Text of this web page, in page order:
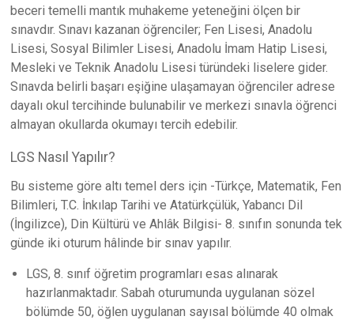
beceri temelli mantık muhakeme yeteneğini ölçen bir
sınavdır. Sınavı kazanan öğrenciler; Fen Lisesi, Anadolu
Lisesi, Sosyal Bilimler Lisesi, Anadolu İmam Hatip Lisesi,
Mesleki ve Teknik Anadolu Lisesi türündeki liselere gider.
Sınavda belirli başarı eşiğine ulaşamayan öğrenciler adrese
dayalı okul tercihinde bulunabilir ve merkezi sınavla öğrenci
almayan okullarda okumayı tercih edebilir.
LGS Nasıl Yapılır?
Bu sisteme göre altı temel ders için -Türkçe, Matematik, Fen
Bilimleri, T.C. İnkılap Tarihi ve Atatürkçülük, Yabancı Dil
(İngilizce), Din Kültürü ve Ahlâk Bilgisi- 8. sınıfın sonunda tek
günde iki oturum hâlinde bir sınav yapılır.
LGS, 8. sınıf öğretim programları esas alınarak
hazırlanmaktadır. Sabah oturumunda uygulanan sözel
bölümde 50, öğlen uygulanan sayısal bölümde 40 olmak